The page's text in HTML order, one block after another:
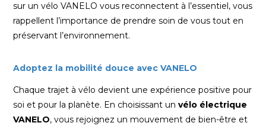
sur un vélo VANELO vous reconnectent à l’essentiel, vous
rappellent l’importance de prendre soin de vous tout en
préservant l’environnement.
Adoptez la mobilité douce avec VANELO
Chaque trajet à vélo devient une expérience positive pour
soi et pour la planète. En choisissant unvélo électrique
VANELO, vous rejoignez un mouvement de bien-être et